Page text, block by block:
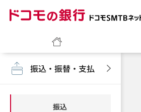
振込・振替・支払
振込